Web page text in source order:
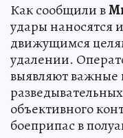
Как сообщили в
удары наносятся
движущимся
удалении.
выявляют важные
объективного
боеприпас в